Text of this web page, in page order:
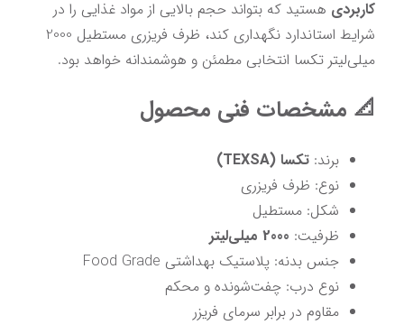
کاربردی
میلی‌لیتر تکسا انتخابی مطمئن و هوشمندانه خواهد بود.
📐 مشخصات فنی محصول
برند: تکسا (TEXSA)
نوع: ظرف فریزری
شکل: مستطیل
ظرفیت: 2000 میلی‌لیتر
جنس بدنه: پلاستیک بهداشتی Food Grade
نوع درب: چفت‌شونده و محکم
مقاوم در برابر سرمای فریزر